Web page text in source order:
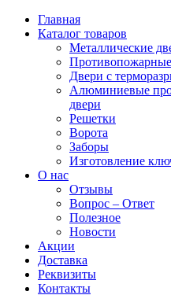
Главная
Каталог товаров
Металлические
Двери с
Алюминиевые
двери
Решетки
Ворота
Заборы
Изготовление
О нас
Отзывы
Вопрос – Ответ
Полезное
Новости
Акции
Доставка
Реквизиты
Контакты